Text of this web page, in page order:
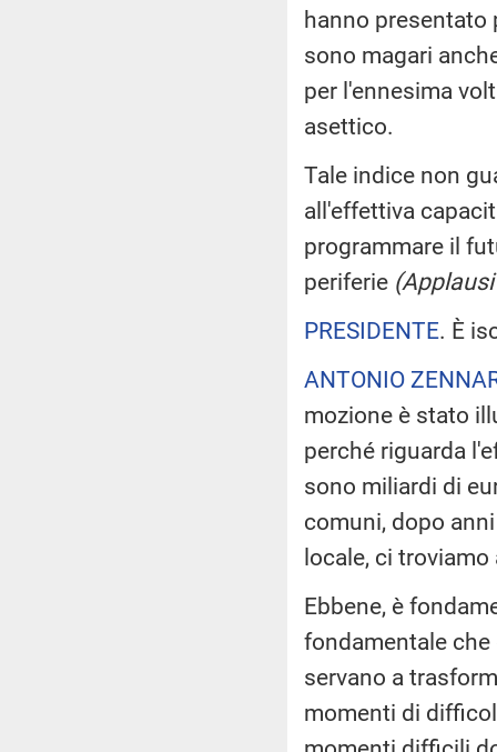
hanno presentato
sono magari
per l'ennesima
asettico.
Tale indice non
all'effettiva
programmare il
periferie
PRESIDENTE. È
ANTONIO
mozione è stato
perché riguarda
sono miliardi di
comuni, dopo
locale, ci
Ebbene, è
fondamentale
servano a
momenti di